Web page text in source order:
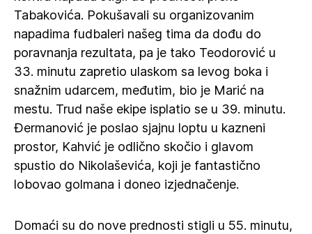
Tabakovića. Pokušavali su organizovanim
napadima fudbaleri našeg tima da dođu do
poravnanja rezultata, pa je tako Teodorović u
33. minutu zapretio ulaskom sa levog boka i
snažnim udarcem, međutim, bio je Marić na
mestu. Trud naše ekipe isplatio se u 39. minutu.
Đermanović je poslao sjajnu loptu u kazneni
prostor, Kahvić je odlično skočio i glavom
spustio do Nikolaševića, koji je fantastično
lobovao golmana i doneo izjednačenje.
Domaći su do nove prednosti stigli u 55. minutu,